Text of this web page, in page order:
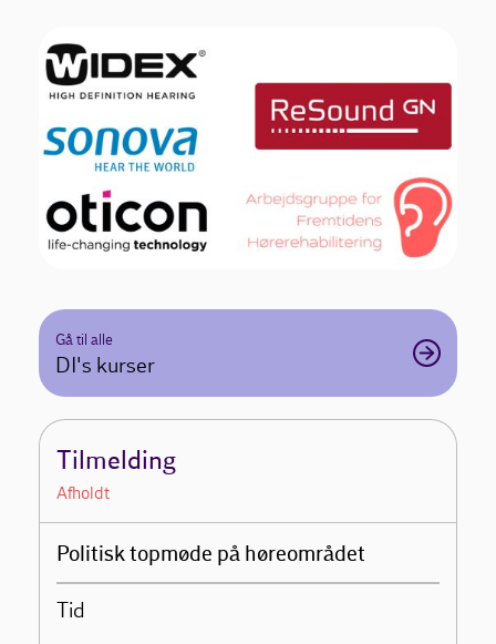
Gå til alle
DI's kurser
Tilmelding
Afholdt
Politisk topmøde på høreområdet
Tid